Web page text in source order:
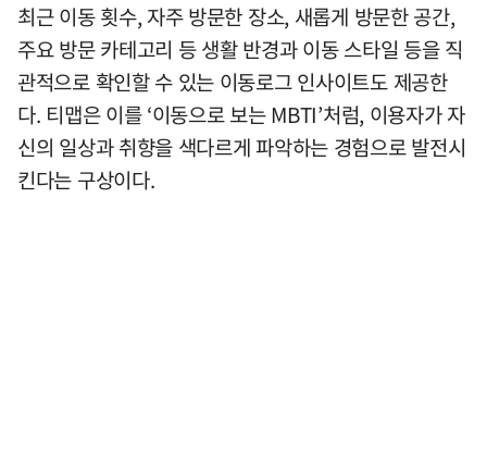
최근 이동 횟수, 자주 방문한 장소, 새롭게 방문한 공간,
주요 방문 카테고리 등 생활 반경과 이동 스타일 등을 직
관적으로 확인할 수 있는 이동로그 인사이트도 제공한
다. 티맵은 이를 ‘이동으로 보는 MBTI’처럼, 이용자가 자
신의 일상과 취향을 색다르게 파악하는 경험으로 발전시
킨다는 구상이다.